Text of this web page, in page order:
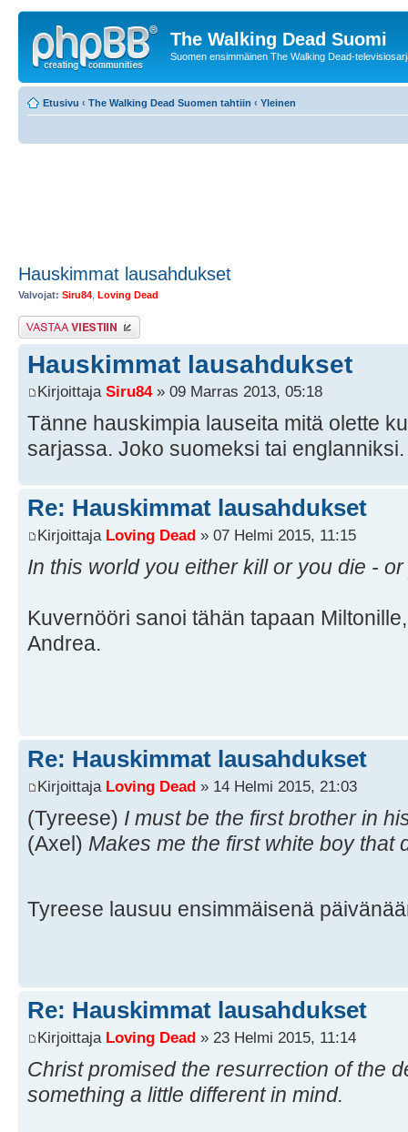
The Walking Dead Suomi
Suomen ensimmäinen The Walking Dead-
Etusivu ‹ The Walking Dead Suomen tahtiin ‹ Yleinen
Hauskimmat lausahdukset
Valvojat: Siru84 Loving Dead
Lähetä vastaus
Hauskimmat lausahdukset
Kirjoittaja Siru84» 09 Marras 2013, 05:18
Tänne hauskimpia lauseita mitä olette
sarjassa. Joko suomeksi tai englanniksi.
Re: Hauskimmat lausahdukset
Kirjoittaja Loving Dead » 07 Helmi 2015, 11:15
In this world you either kill or you die -
Kuvernööri sanoi tähän tapaan
Andrea.
Re: Hauskimmat lausahdukset
Kirjoittaja Loving Dead » 14 Helmi 2015, 21:03
(Tyreese) I must be the first brother in
(Axel) Makes me the first white boy that
Tyreese lausuu ensimmäisenä
Re: Hauskimmat lausahdukset
Kirjoittaja Loving Dead » 23 Helmi 2015, 11:14
Christ promised the resurrection of the
something a little different in mind.